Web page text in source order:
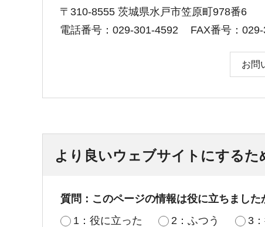
〒310-8555 茨城県水戸市笠原町978番6
電話番号：029-301-4592
FAX番号：
お問
より良いウェブサイトにする
質問：このページの情報は役に立ちました
1：役に立った
2：ふつう 3